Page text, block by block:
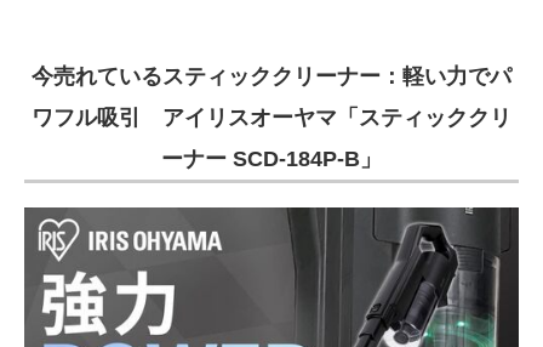
今売れているスティッククリーナー：軽い力でパ
ワフル吸引 アイリスオーヤマ「スティッククリ
ーナー SCD-184P-B」